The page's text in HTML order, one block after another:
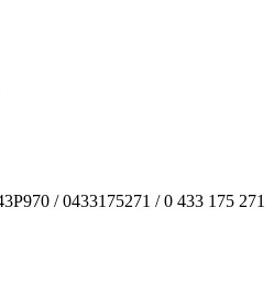
/ 0433175271 / 0 433 175 271